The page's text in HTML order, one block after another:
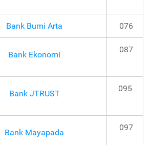
Bank Bumi Arta 076
Bank Ekonomi
087
Bank JTRUST
095
Bank Mayapada
097